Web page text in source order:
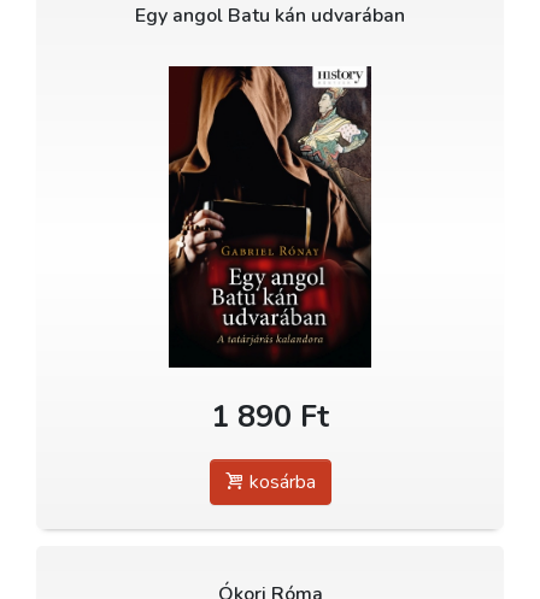
Egy angol Batu kán udvarában
1 890 Ft
kosárba